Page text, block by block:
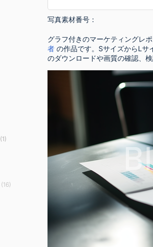
(1)
(16)
写真素材番号：
グラフ付きのマーケティングレ
者 の作品です。SサイズからLサ
のダウンロードや画質の確認、